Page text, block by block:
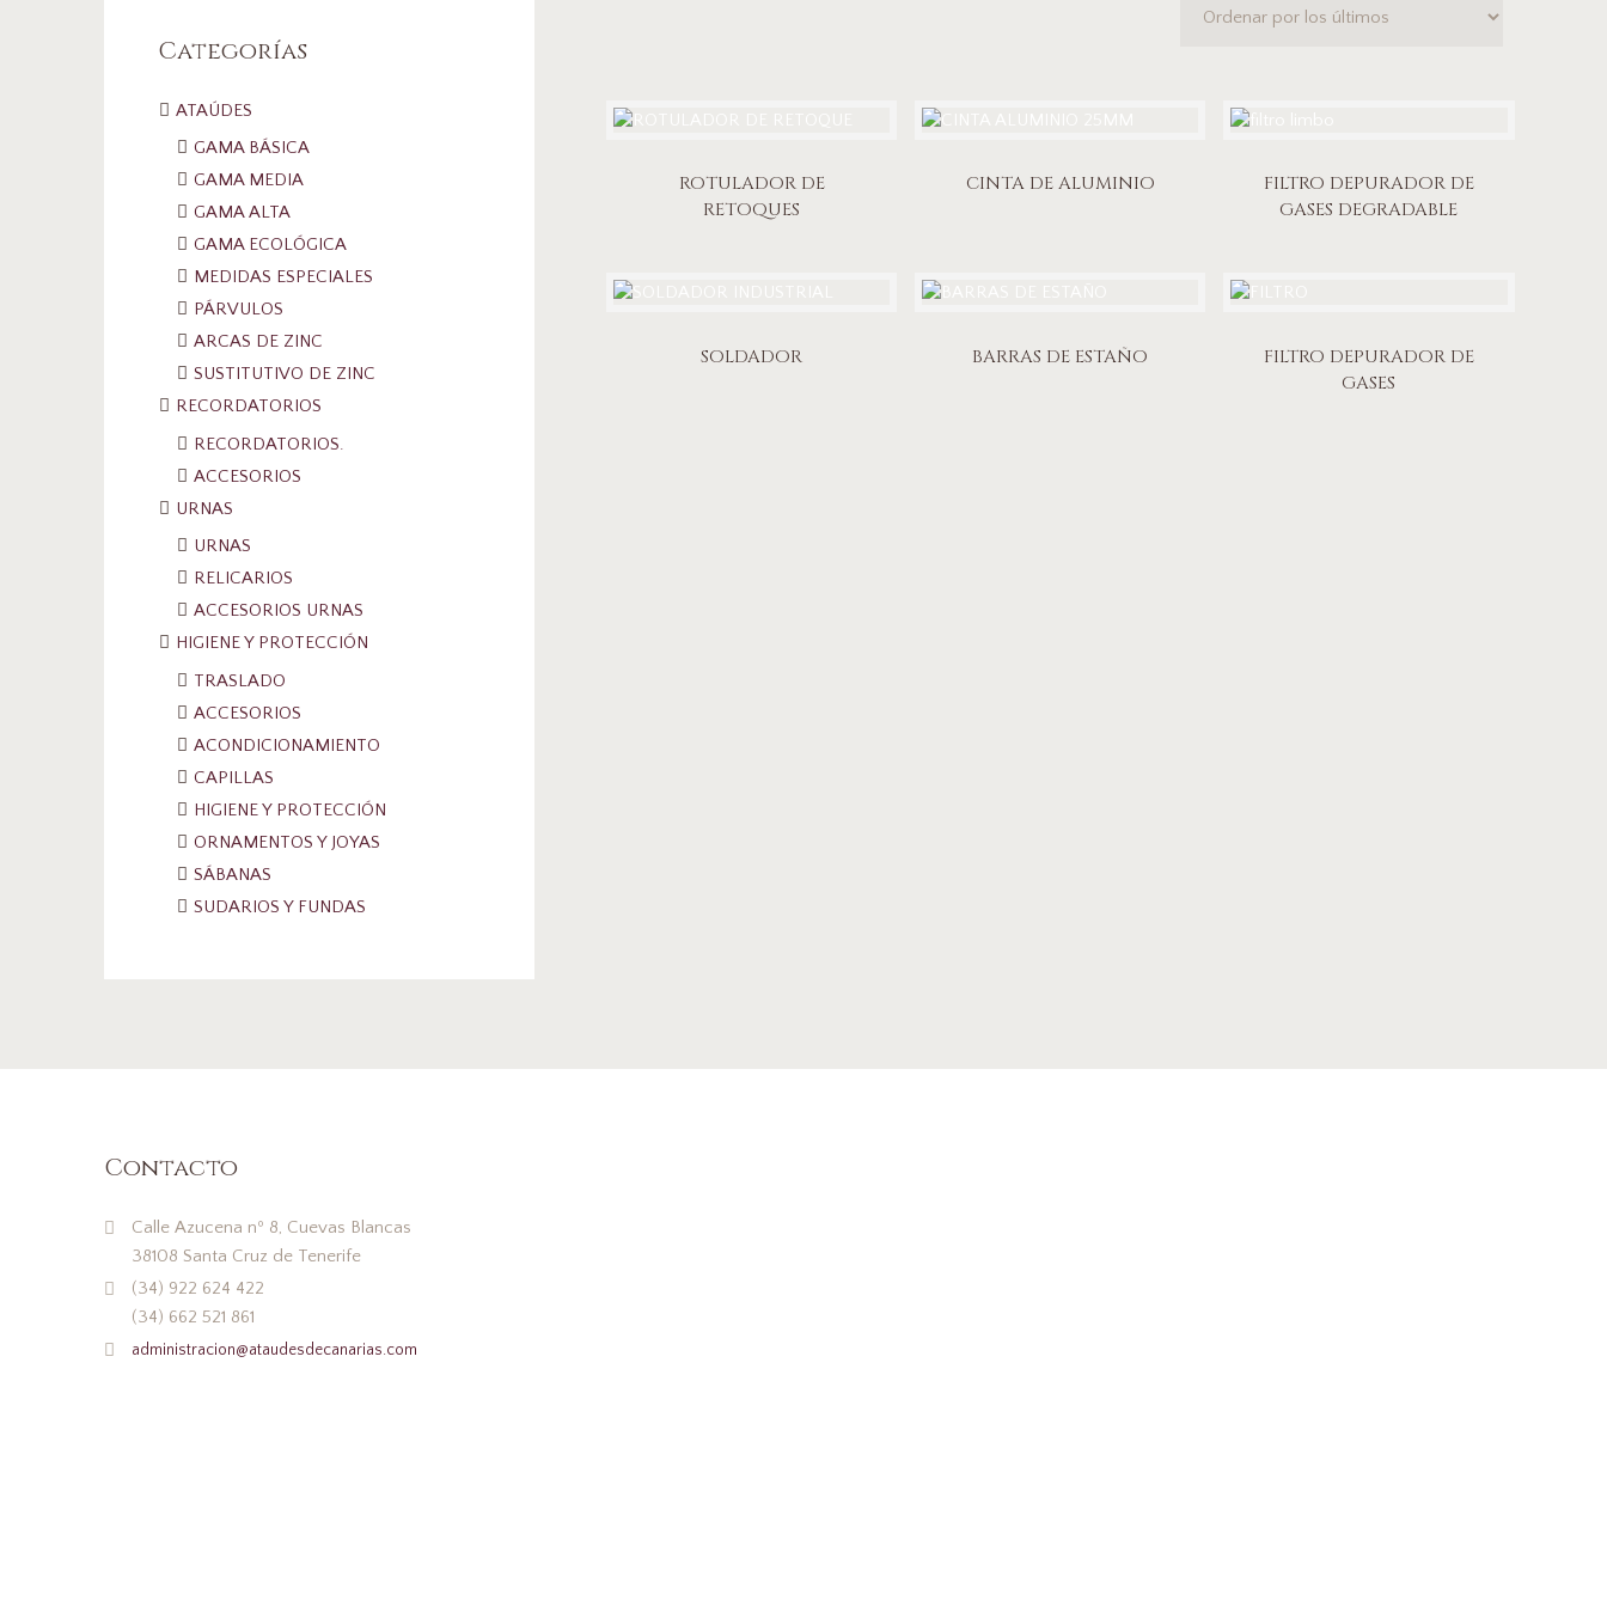
ROTULADOR DE
RETOQUES
CINTA DE ALUMINIO
FILTRO DEPURADOR DE
GASES DEGRADABLE
SOLDADOR BARRAS DE ESTAÑO
FILTRO DEPURADOR DE
GASES
Categorías
ATAÚDES
GAMA BÁSICA
GAMA MEDIA
GAMA ALTA
GAMA ECOLÓGICA
MEDIDAS ESPECIALES
PÁRVULOS
ARCAS DE ZINC
SUSTITUTIVO DE ZINC
RECORDATORIOS
RECORDATORIOS.
ACCESORIOS
URNAS
URNAS
RELICARIOS
ACCESORIOS URNAS
HIGIENE Y PROTECCIÓN
TRASLADO
ACCESORIOS
ACONDICIONAMIENTO
CAPILLAS
HIGIENE Y PROTECCIÓN
ORNAMENTOS Y JOYAS
SÁBANAS
SUDARIOS Y FUNDAS
Contacto
Calle Azucena nº 8, Cuevas Blancas
38108 Santa Cruz de Tenerife
(34) 922 624 422
(34) 662 521 861
administracion@ataudesdecanarias.com